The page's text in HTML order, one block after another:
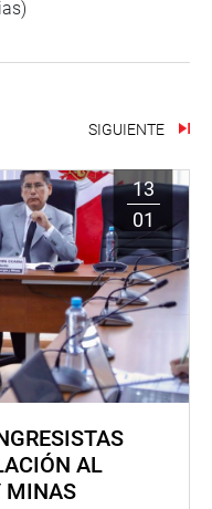
SIGUIENTE
13
01
AL
MINAS